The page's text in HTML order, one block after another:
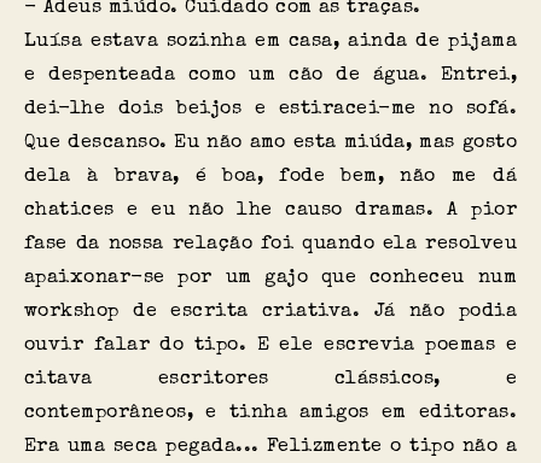
- Adeus miúdo. Cuidado com as traças.
Luísa estava sozinha em casa, ainda de pijama
e despenteada como um cão de água. Entrei,
dei-lhe dois beijos e estiracei-me no sofá.
Que descanso. Eu não amo esta miúda, mas gosto
dela à brava, é boa, fode bem, não me dá
chatices e eu não lhe causo dramas. A pior
fase da nossa relação foi quando ela resolveu
apaixonar-se por um gajo que conheceu num
workshop de escrita criativa. Já não podia
ouvir falar do tipo. E ele escrevia poemas e
citava escritores clássicos, e
contemporâneos, e tinha amigos em editoras.
Era uma seca pegada... Felizmente o tipo não a